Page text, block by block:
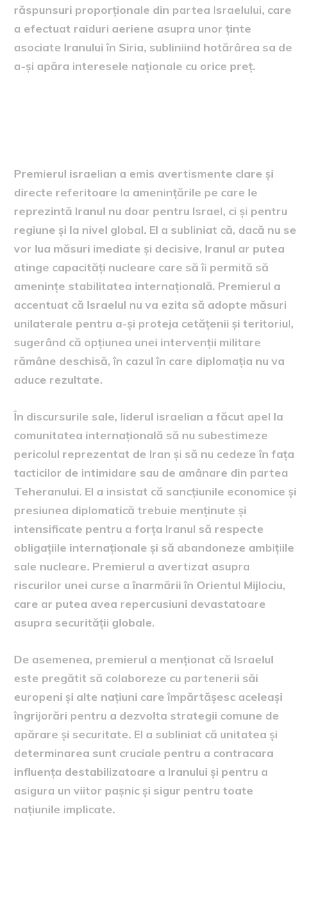
răspunsuri proporționale din partea Israelului, care
a efectuat raiduri aeriene asupra unor ținte
asociate Iranului în Siria, subliniind hotărârea sa de
a-și apăra interesele naționale cu orice preț.
Premierul israelian a emis avertismente clare și
directe referitoare la amenințările pe care le
reprezintă Iranul nu doar pentru Israel, ci și pentru
regiune și la nivel global. El a subliniat că, dacă nu se
vor lua măsuri imediate și decisive, Iranul ar putea
atinge capacități nucleare care să îi permită să
amenințe stabilitatea internațională. Premierul a
accentuat că Israelul nu va ezita să adopte măsuri
unilaterale pentru a-și proteja cetățenii și teritoriul,
sugerând că opțiunea unei intervenții militare
rămâne deschisă, în cazul în care diplomația nu va
aduce rezultate.
În discursurile sale, liderul israelian a făcut apel la
comunitatea internațională să nu subestimeze
pericolul reprezentat de Iran și să nu cedeze în fața
tacticilor de intimidare sau de amânare din partea
Teheranului. El a insistat că sancțiunile economice și
presiunea diplomatică trebuie menținute și
intensificate pentru a forța Iranul să respecte
obligațiile internaționale și să abandoneze ambițiile
sale nucleare. Premierul a avertizat asupra
riscurilor unei curse a înarmării în Orientul Mijlociu,
care ar putea avea repercusiuni devastatoare
asupra securității globale.
De asemenea, premierul a menționat că Israelul
este pregătit să colaboreze cu partenerii săi
europeni și alte națiuni care împărtășesc aceleași
îngrijorări pentru a dezvolta strategii comune de
apărare și securitate. El a subliniat că unitatea și
determinarea sunt cruciale pentru a contracara
influența destabilizatoare a Iranului și pentru a
asigura un viitor pașnic și sigur pentru toate
națiunile implicate.